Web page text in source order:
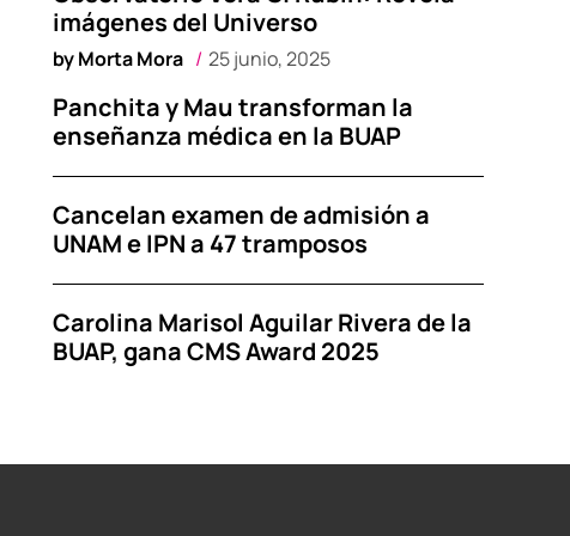
imágenes del Universo
byMorta Mora 25 junio, 2025
Panchita y Mau transforman la
enseñanza médica en la BUAP
Cancelan examen de admisión a
UNAM e IPN a 47 tramposos
Carolina Marisol Aguilar Rivera de la
BUAP, gana CMS Award 2025